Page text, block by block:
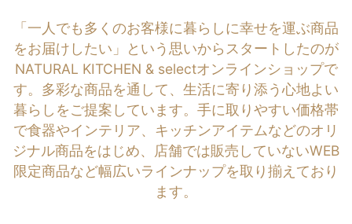
「一人でも多くのお客様に暮らしに幸せを運ぶ商品
をお届けしたい」という思いからスタートしたのが
NATURAL KITCHEN & selectオンラインショップで
す。多彩な商品を通して、生活に寄り添う心地よい
暮らしをご提案しています。手に取りやすい価格帯
で食器やインテリア、キッチンアイテムなどのオリ
ジナル商品をはじめ、店舗では販売していないWEB
限定商品など幅広いラインナップを取り揃えており
ます。